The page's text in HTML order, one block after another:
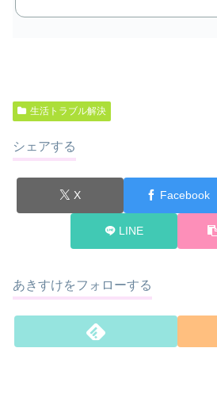
生活トラブル解決
シェアする
X Facebook
LINE
あきすけをフォローする